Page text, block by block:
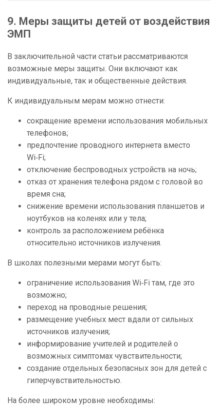
9. Меры защиты детей от воздействия
ЭМП
В заключительной части статьи рассматриваются
возможные меры защиты. Они включают как
индивидуальные, так и общественные действия.
К индивидуальным мерам можно отнести:
сокращение времени использования мобильных
телефонов;
предпочтение проводного интернета вместо
Wi‑Fi;
отключение беспроводных устройств на ночь;
отказ от хранения телефона рядом с головой во
время сна;
снижение времени использования планшетов и
ноутбуков на коленях или у тела;
контроль за расположением ребёнка
относительно источников излучения.
В школах полезными мерами могут быть:
ограничение использования Wi‑Fi там, где это
возможно;
переход на проводные решения;
размещение учебных мест вдали от сильных
источников излучения;
информирование учителей и родителей о
возможных симптомах чувствительности;
создание отдельных безопасных зон для детей с
гиперчувствительностью.
На более широком уровне необходимы: